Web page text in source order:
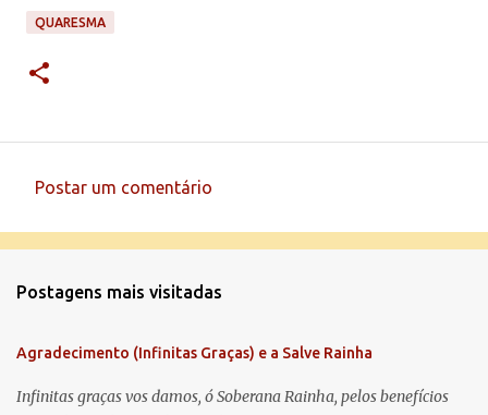
QUARESMA
e
t
á
Postar um comentário
Postagens mais visitadas
Agradecimento (Infinitas Graças) e a Salve Rainha
Infinitas graças vos damos, ó Soberana Rainha, pelos benefícios